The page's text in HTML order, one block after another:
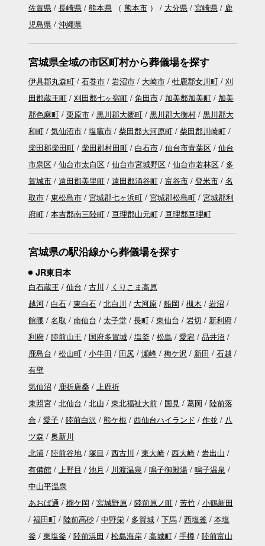
佐賀県
長崎県 熊本県（ 熊本市） 大分県 宮崎県
鹿
児島県
沖縄県
宮城県全域の市区町村から葬儀場を探す
伊具郡丸森町 石巻市 岩沼市 大崎市 牡鹿郡女川町
刈
田郡蔵王町
刈田郡七ヶ宿町 角田市 加美郡加美町
加美
郡色麻町
栗原市 黒川郡大郷町 黒川郡大衡村
黒川郡大
和町
気仙沼市 塩竈市 柴田郡大河原町
柴田郡川崎町
柴田郡柴田町
柴田郡村田町 白石市 仙台市青葉区
仙台
市泉区
仙台市太白区 仙台市宮城野区 仙台市若林区
多
賀城市
遠田郡美里町 遠田郡涌谷町 富谷市 登米市
名
取市
東松島市 宮城郡七ヶ浜町 宮城郡松島町
宮城郡利
府町
本吉郡南三陸町 亘理郡山元町 亘理郡亘理町
宮城県の駅沿線から葬儀場を探す
JR東日本
白石蔵王 仙台 古川
くりこま高原
越河
白石 東白石 北白川 大河原 船岡 槻木
岩沼
館腰
名取 南仙台 太子堂 長町 東仙台 岩切
新利府
利府
陸前山王 国府多賀城 塩釜 松島 愛宕
品井沼
鹿島台
松山町 小牛田 田尻 瀬峰 梅ケ沢 新田
石越
有壁
気仙沼
鹿折唐桑
上鹿折
東照宮
北仙台 北山 東北福祉大前 国見 葛岡
陸前落
合
愛子 陸前白沢 熊ケ根 西仙台ハイランド 作並
八
ツ森
奥新川
北浦
陸前谷地 塚目 西古川 東大崎 西大崎
岩出山
有備館
上野目 池月 川渡温泉 鳴子御殿湯
鳴子温泉
中山平温泉
あおば通
榴ケ岡 宮城野原 陸前原ノ町 苦竹
小鶴新田
福田町
陸前高砂 中野栄 多賀城 下馬 西塩釜
本塩
釜
東塩釜 陸前浜田 松島海岸 高城町 手樽
陸前富山